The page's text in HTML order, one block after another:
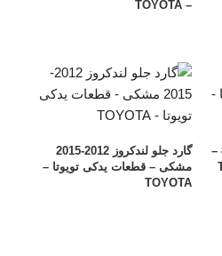
– TOYOTA
فیلتر کابین تویوتا 30040-87139 –
گارد جلو لندکروز 2012-2015
مشکی – قطعات یدکی تویوتا –
TOYOTA